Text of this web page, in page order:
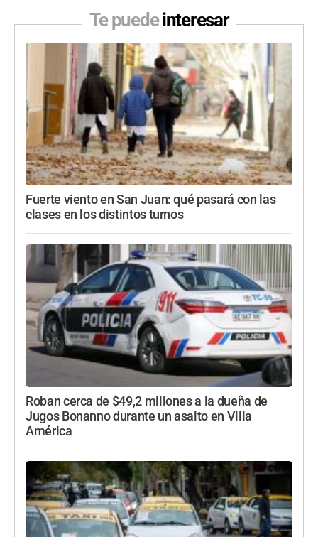
Te puedeinteresar
Fuerte viento en San Juan: qué pasará con las
clases en los distintos turnos
Roban cerca de $49,2 millones a la dueña de
Jugos Bonanno durante un asalto en Villa
América